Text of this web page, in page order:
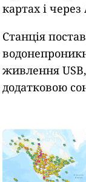
картах і через
Станція
живлення
додатковою